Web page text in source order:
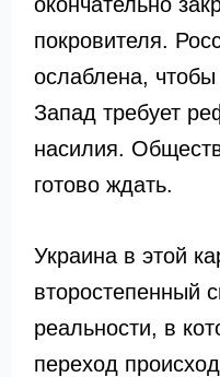
покровителя.
ослаблена, чтобы
Запад требует
насилия.
готово ждать.
Украина в этой
второстепенный
реальности, в
переход